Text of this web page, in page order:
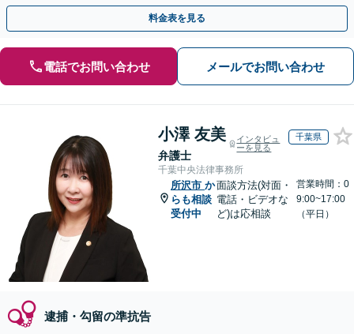
月100名以上の相談実績】【埼玉県対応】
料金表を見る
電話でお問い合わせ メールでお問い合わせ
小澤 友美
弁護士
インタビュ
ーを見る
千葉県
千葉中央法律事務所
所沢市 か
らも相談
受付中
面談方法(対面・
電話・ビデオな
ど)は応相談
営業時間：0
9:00~17:00
（平日）
逮捕・勾留の準抗告